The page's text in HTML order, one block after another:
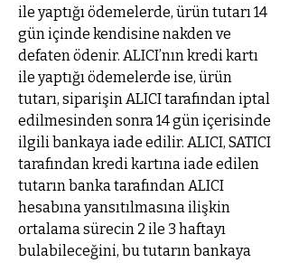
ile yaptığı ödemelerde, ürün tutarı 14
gün içinde kendisine nakden ve
defaten ödenir. ALICI’nın kredi kartı
ile yaptığı ödemelerde ise, ürün
tutarı, siparişin ALICI tarafından iptal
edilmesinden sonra 14 gün içerisinde
ilgili bankaya iade edilir. ALICI, SATICI
tarafından kredi kartına iade edilen
tutarın banka tarafından ALICI
hesabına yansıtılmasına ilişkin
ortalama sürecin 2 ile 3 haftayı
bulabileceğini, bu tutarın bankaya